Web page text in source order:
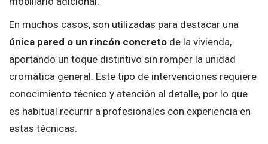
En muchos casos, son utilizadas para destacar una
única pared o un rincón concreto de la vivienda,
aportando un toque distintivo sin romper la unidad
cromática general. Este tipo de intervenciones requiere
conocimiento técnico y atención al detalle, por lo que
es habitual recurrir a profesionales con experiencia en
estas técnicas.